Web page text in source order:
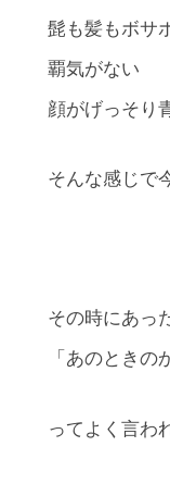
髭も髪もボサ
覇気がない
顔がげっそり
そんな感じで
その時にあっ
「あのときの
ってよく言わ